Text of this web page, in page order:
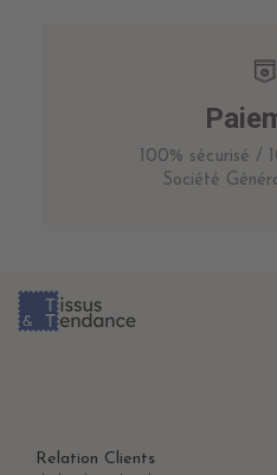
100% sécurisé /
Société
Relation Clients